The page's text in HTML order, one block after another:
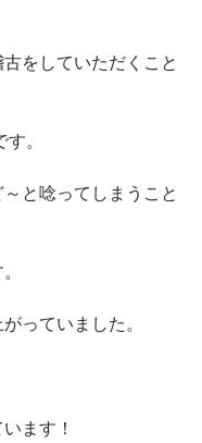
をしていただくこと
。
と唸ってしまうこと
っていました。
ます！